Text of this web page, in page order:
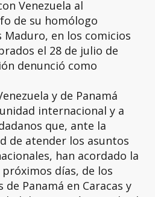
Venezuela al
de su homólogo
Maduro, en los comicios
el 28 de julio de
denunció como
y de Panamá
internacional y a
que, ante la
de atender los asuntos
han acordado la
días, de los
Panamá en Caracas y